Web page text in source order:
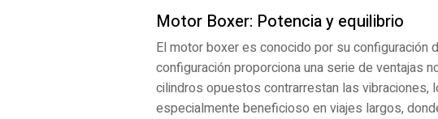
Motor Boxer: Potencia y equilibrio
El motor boxer es conocido por su configuración
configuración proporciona una serie de ventajas
cilindros opuestos contrarrestan las vibraciones,
especialmente beneficioso en viajes largos,